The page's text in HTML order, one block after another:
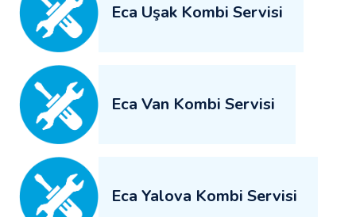
Eca Uşak Kombi Servisi
Eca Van Kombi Servisi
Eca Yalova Kombi Servisi